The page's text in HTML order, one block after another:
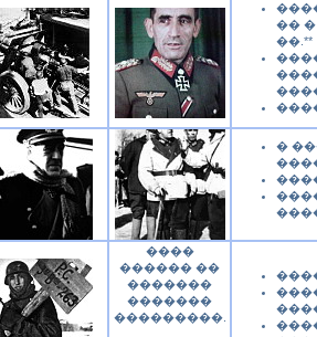
��
��.**
�
����
������ ��
�������
�������
���������.